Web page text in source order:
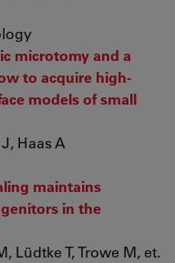
microtomy and a
to acquire high-
models of small
Haas A
maintains
in the
Lüdtke T, Trowe M, et.